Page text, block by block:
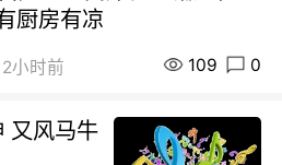
厨房有凉
2小时前 109 0
又风马牛